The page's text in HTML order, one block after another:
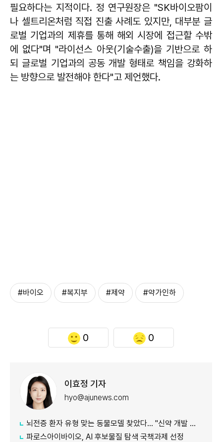
필요하다는 지적이다. 정 연구원장은 "SK바이오팜이
나 셀트리온처럼 직접 진출 사례도 있지만, 대부분 글
로벌 기업과의 제휴를 통해 해외 시장에 접근할 수밖
에 없다"며 "라이선스 아웃(기술수출)을 기반으로 하
되 글로벌 기업과의 공동 개발 형태로 책임을 강화하
는 방향으로 발전해야 한다"고 제언했다.
#바이오 #복지부 #제약 #약가인하
0 0
이효정 기자
hyo@ajunews.com
뇌전증 환자 유형 맞는 동물모델 찾았다… "신약 개발 정확도 향상 기대"
파로스아이바이오, AI 후보물질 탐색 국책과제 선정